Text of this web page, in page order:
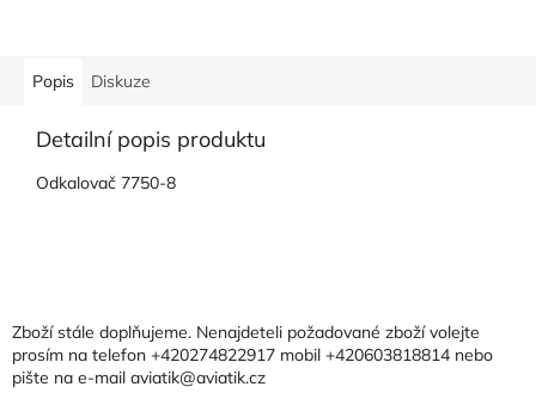
Popis Diskuze
Detailní popis produktu
Odkalovač 7750-8
aZboží stále doplňujeme. Nenajdeteli požadované zboží volejte
prosím na telefon +420274822917 mobil +420603818814 nebo
pište na e-mail aviatik@aviatik.cz